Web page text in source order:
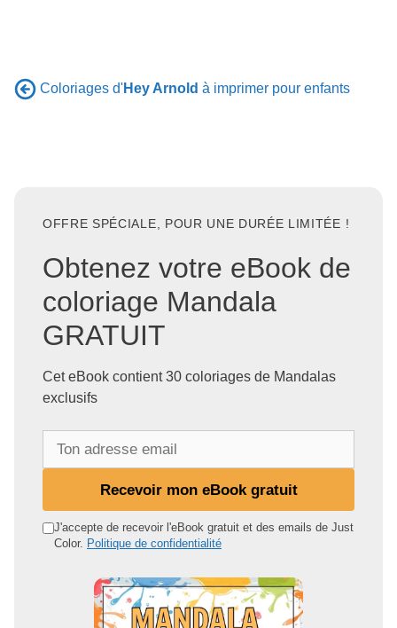
Coloriages d'Hey Arnold à imprimer pour enfants
OFFRE SPÉCIALE, POUR UNE DURÉE LIMITÉE !
Obtenez votre eBook de
coloriage Mandala
GRATUIT
Cet eBook contient 30 coloriages de Mandalas
exclusifs
d
Recevoir mon eBook gratuit
J'accepte de recevoir l'eBook gratuit et des emails de Just
Color. Politique de confidentialité